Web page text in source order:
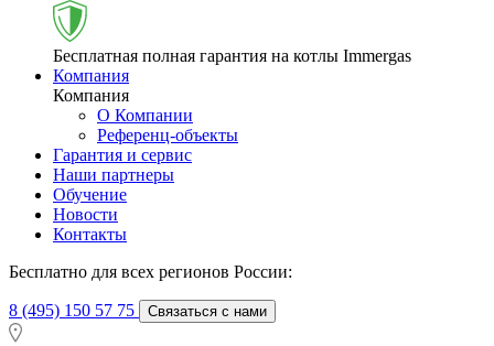
Бесплатная полная гарантия на котлы Immergas
Компания
Компания
О Компании
Референц-объекты
Гарантия и сервис
Наши партнеры
Обучение
Новости
Контакты
Бесплатно для всех регионов России:
8 (495) 150 57 75 Связаться с нами